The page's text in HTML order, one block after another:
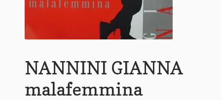
NANNINI GIANNA
malafemmina